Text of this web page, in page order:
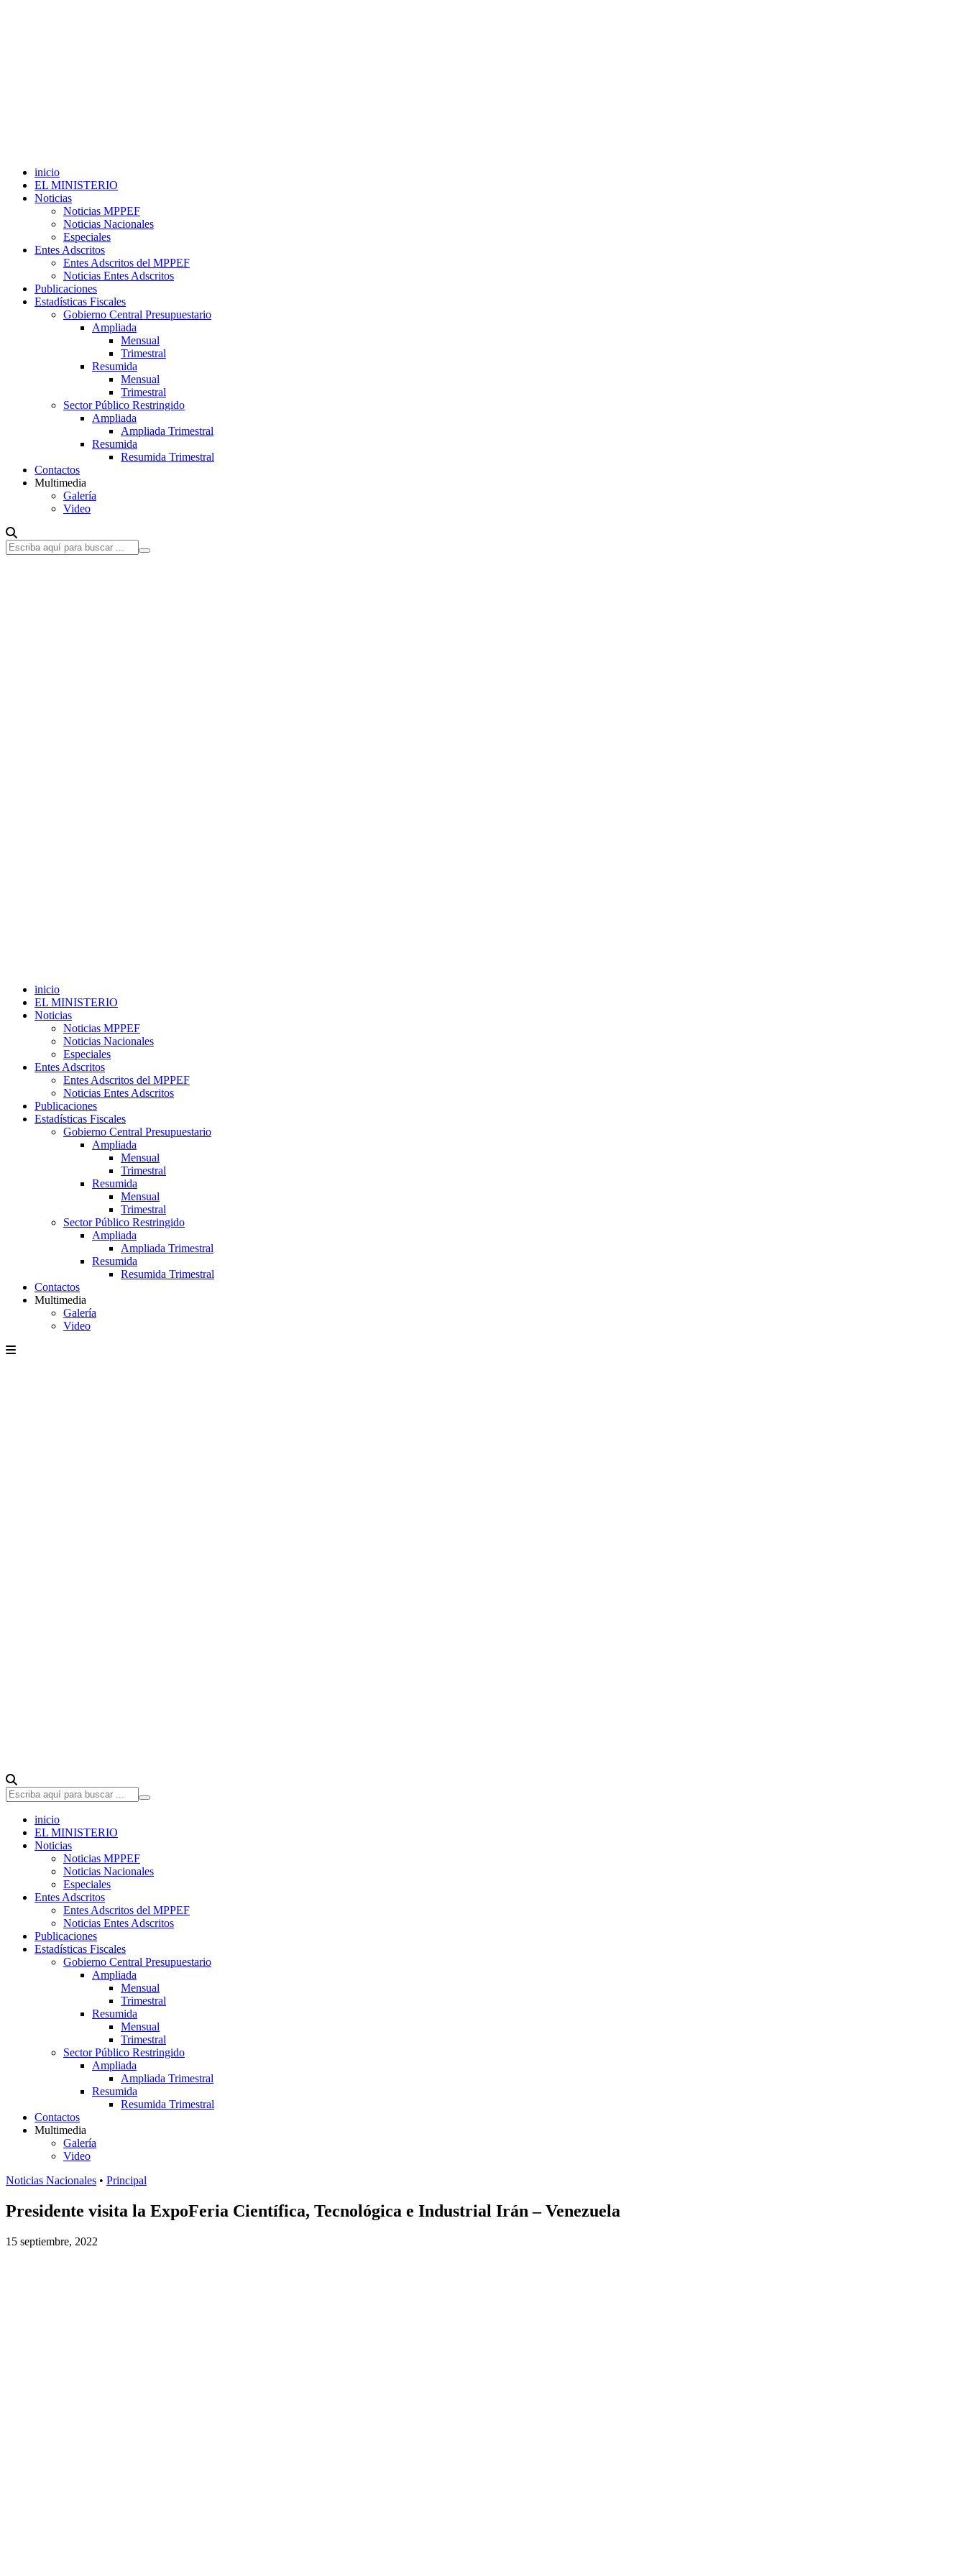
inicio
EL MINISTERIO
Noticias
Noticias MPPEF
Noticias Nacionales
Especiales
Entes Adscritos
Entes Adscritos del MPPEF
Noticias Entes Adscritos
Publicaciones
Estadísticas Fiscales
Gobierno Central Presupuestario
Ampliada
Mensual
Trimestral
Resumida
Mensual
Trimestral
Sector Público Restringido
Ampliada
Ampliada Trimestral
Resumida
Resumida Trimestral
Contactos
Multimedia
Galería
Video
inicio
EL MINISTERIO
Noticias
Noticias MPPEF
Noticias Nacionales
Especiales
Entes Adscritos
Entes Adscritos del MPPEF
Noticias Entes Adscritos
Publicaciones
Estadísticas Fiscales
Gobierno Central Presupuestario
Ampliada
Mensual
Trimestral
Resumida
Mensual
Trimestral
Sector Público Restringido
Ampliada
Ampliada Trimestral
Resumida
Resumida Trimestral
Contactos
Multimedia
Galería
Video
inicio
EL MINISTERIO
Noticias
Noticias MPPEF
Noticias Nacionales
Especiales
Entes Adscritos
Entes Adscritos del MPPEF
Noticias Entes Adscritos
Publicaciones
Estadísticas Fiscales
Gobierno Central Presupuestario
Ampliada
Mensual
Trimestral
Resumida
Mensual
Trimestral
Sector Público Restringido
Ampliada
Ampliada Trimestral
Resumida
Resumida Trimestral
Contactos
Multimedia
Galería
Video
Noticias Nacionales • Principal
Presidente visita la ExpoFeria Científica, Tecnológica e Industrial Irán – Venezuela
15 septiembre, 2022